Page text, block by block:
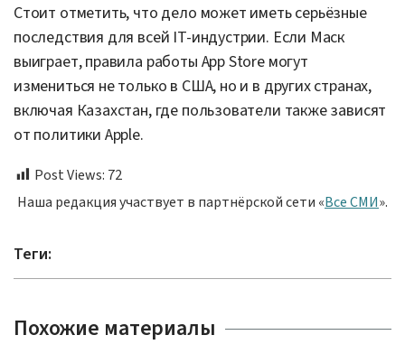
Стоит отметить, что дело может иметь серьёзные
последствия для всей IT-индустрии. Если Маск
выиграет, правила работы App Store могут
измениться не только в США, но и в других странах,
включая Казахстан, где пользователи также зависят
от политики Apple.
Post Views: 72
Наша редакция участвует в партнёрской сети «Все СМИ».
Теги:
Похожие материалы